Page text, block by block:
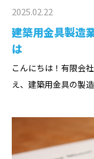
2025.02.22
建築用金具製造
は
こんにちは！有限会
え、建築用金具の製